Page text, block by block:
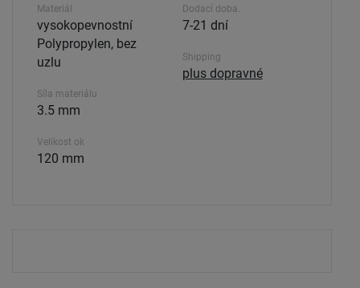
Materiál
vysokopevnostní
Polypropylen, bez
uzlu
Síla materiálu
3.5 mm
Velikost ok
120 mm
Dodací doba.
7-21 dní
Shipping
plus dopravné